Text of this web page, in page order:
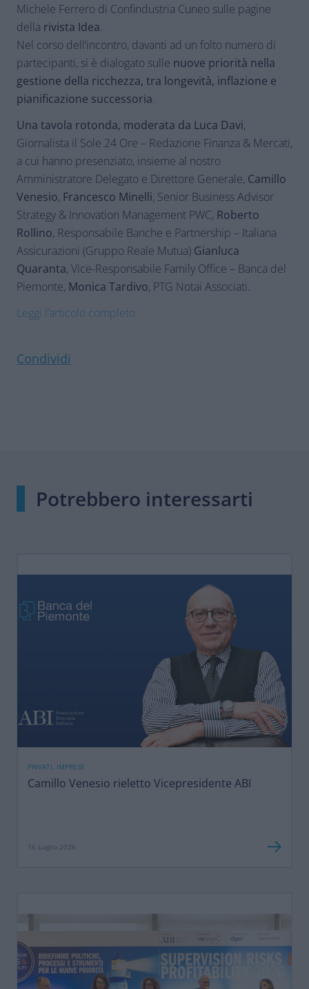
Michele Ferrero di Confindustria Cuneo sulle pagine
della rivista Idea.
Nel corso dell’incontro, davanti ad un folto numero di
partecipanti, si è dialogato sulle nuove priorità nella
gestione della ricchezza, tra longevità, inflazione e
pianificazione successoria.
Una tavola rotonda, moderata da Luca Davi,
Giornalista il Sole 24 Ore – Redazione Finanza & Mercati,
a cui hanno presenziato, insieme al nostro
Amministratore Delegato e Direttore Generale, Camillo
Venesio, Francesco Minelli, Senior Business Advisor
Strategy & Innovation Management PWC, Roberto
Rollino, Responsabile Banche e Partnership – Italiana
Assicurazioni (Gruppo Reale Mutua) Gianluca
Quaranta, Vice-Responsabile Family Office – Banca del
Piemonte, Monica Tardivo, PTG Notai Associati.
Leggi l’articolo completo
Condividi
Potrebbero interessarti
PRIVATI, IMPRESE
Camillo Venesio rieletto Vicepresidente ABI
16 Luglio 2026